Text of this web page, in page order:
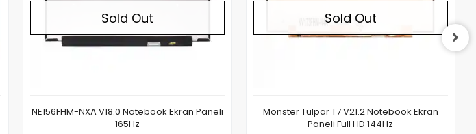
Sold Out
NE156FHM-NXA V18.0 Notebook Ekran Paneli
165Hz
Sold Out
Monster Tulpar T7 V21.2 Notebook Ekran
Paneli Full HD 144Hz